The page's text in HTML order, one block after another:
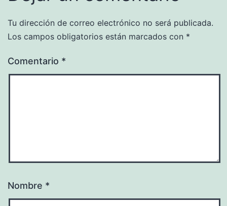
Tu dirección de correo electrónico no será publicada.
Los campos obligatorios están marcados con *
Comentario *
Nombre *